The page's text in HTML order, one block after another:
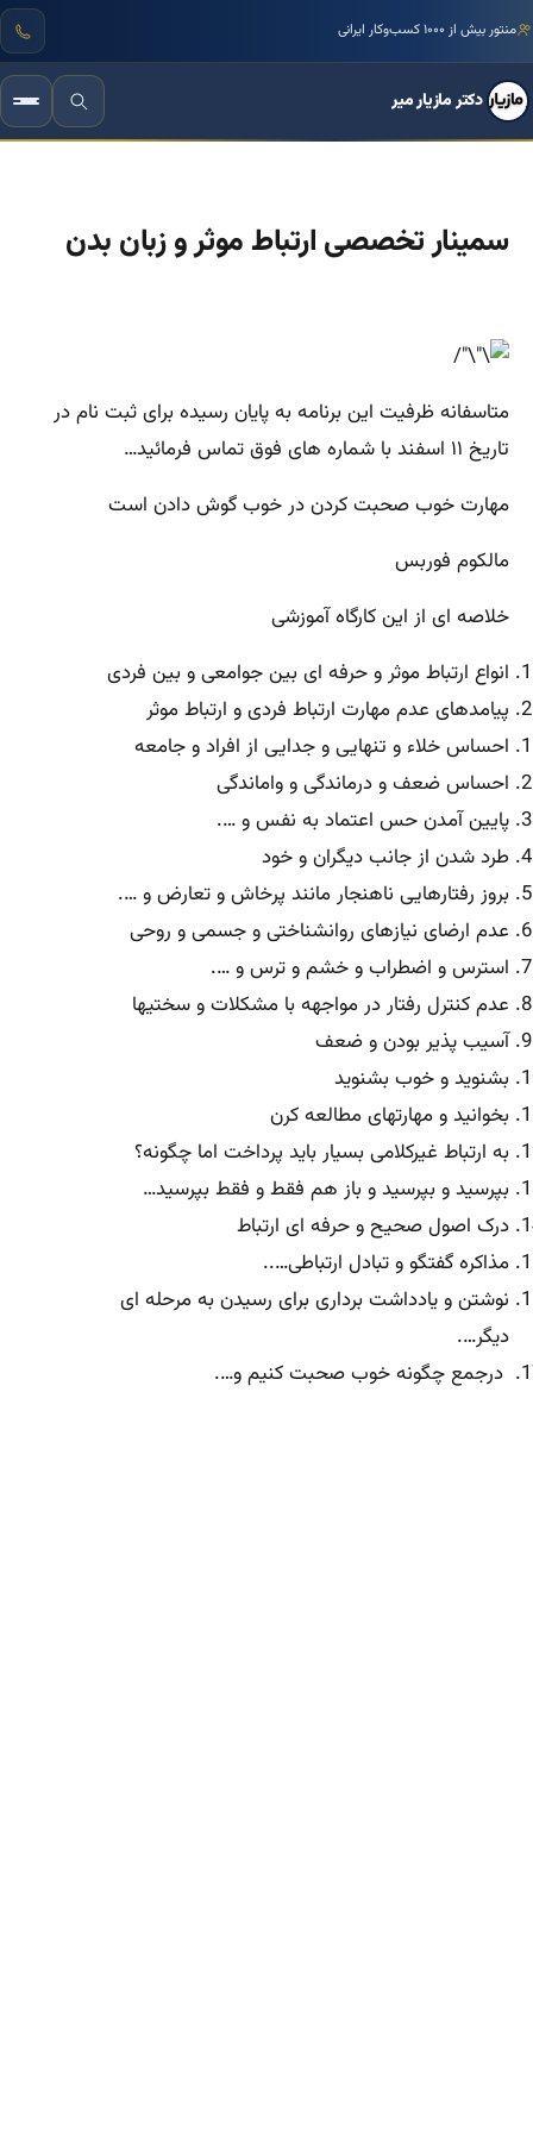
منتور بیش از ۱۰۰۰ کسب‌وکار ایرانی
دکتر مازیار میر
سمینار تخصصی ارتباط موثر و زبان بدن
متاسفانه ظرفیت این برنامه به پایان رسیده برای ثبت نام در
تاریخ ۱۱ اسفند با شماره های فوق تماس فرمائید…
مهارت خوب صحبت کردن در خوب گوش دادن است
مالکوم فوربس
خلاصه ای از این کارگاه آموزشی
انواع ارتباط موثر و حرفه ای بین جوامعی و بین فردی
پیامدهای عدم مهارت ارتباط فردی و ارتباط موثر
احساس خلاء و تنهایی و جدایی از افراد و جامعه
احساس ضعف و درماندگی و واماندگی
پایین آمدن حس اعتماد به نفس و ….
طرد شدن از جانب دیگران و خود
بروز رفتارهایی ناهنجار مانند پرخاش و تعارض و ….
عدم ارضای نیازهای روانشناختی و جسمی و روحی
استرس و اضطراب و خشم و ترس و ….
عدم کنترل رفتار در مواجهه با مشکلات و سختیها
آسیب پذیر بودن و ضعف
بشنوید و خوب بشنوید
بخوانید و مهارتهای مطالعه کرن
به ارتباط غیرکلامی بسیار باید پرداخت اما چگونه؟
بپرسید و بپرسید و باز هم فقط و فقط بپرسید…
درک اصول صحیح و حرفه ای ارتباط
مذاکره گفتگو و تبادل ارتباطی…..
نوشتن و یادداشت برداری برای رسیدن به مرحله ای
دیگر….
درجمع چگونه خوب صحبت کنیم و….